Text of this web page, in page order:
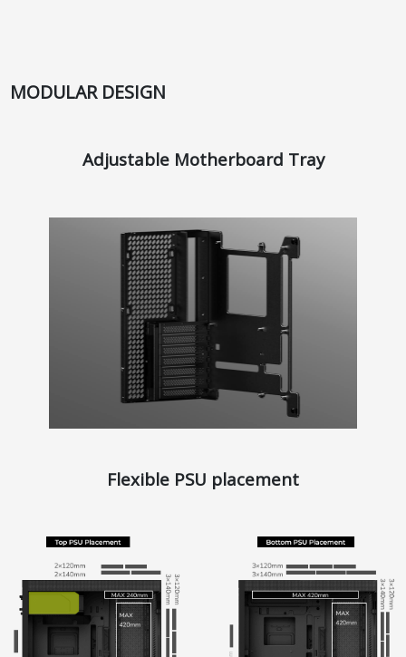
MODULAR DESIGN
Adjustable Motherboard Tray
Flexible PSU placement